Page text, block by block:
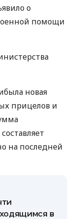
о
помощи
новая
прицелов и
на последней
в